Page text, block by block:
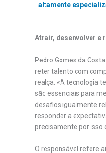
altamente
Atrair, desenvolver e
Pedro Gomes da
reter talento com
realça. «A tecnologia
são essenciais para
desafios igualmente
responder a
precisamente por isso
O responsável refere